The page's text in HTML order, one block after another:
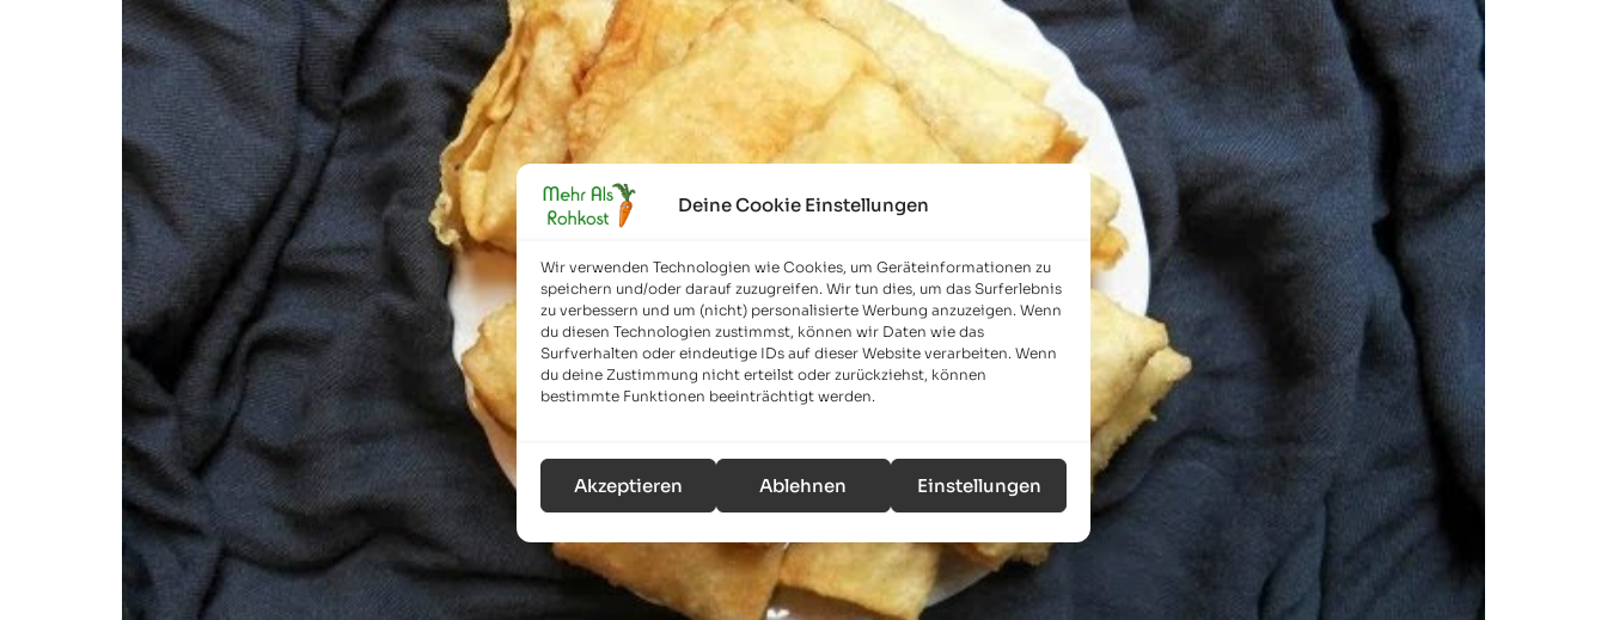
Deine Cookie Einstellungen
Wir verwenden Technologien wie Cookies, um Geräteinformationen zu
speichern und/oder darauf zuzugreifen. Wir tun dies, um das Surferlebnis
zu verbessern und um (nicht) personalisierte Werbung anzuzeigen. Wenn
du diesen Technologien zustimmst, können wir Daten wie das
Surfverhalten oder eindeutige IDs auf dieser Website verarbeiten. Wenn
du deine Zustimmung nicht erteilst oder zurückziehst, können
bestimmte Funktionen beeinträchtigt werden.
Akzeptieren Ablehnen Einstellungen